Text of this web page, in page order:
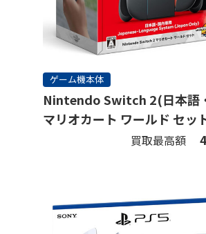
ゲーム機本体
Nintendo Switch 2(日本語
マリオカート ワールド セッ
買取最高額